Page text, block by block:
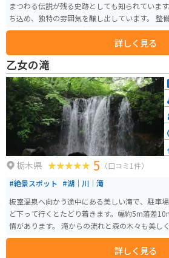
まつわる伝説が残る史跡としても知られていま
ち込め、独特の雰囲気を醸し出しています。 整
望台まで続き、那須湯本温泉からもほど近くの
まる方の立ち寄りスポットとなっています。
詳しく見る
乙女の滝
栃木県 5 （口コミ1件）
#絶景スポット #湖｜川｜滝
板室温泉へ向かう途中にある美しい滝で、駐車
ど下って行くとたどり着きます。幅約5m落差
情があります。 滝からの流れと森の木々も美し
ャワーで水量の多い夏場はリフレッシュに最適
詳しく見る